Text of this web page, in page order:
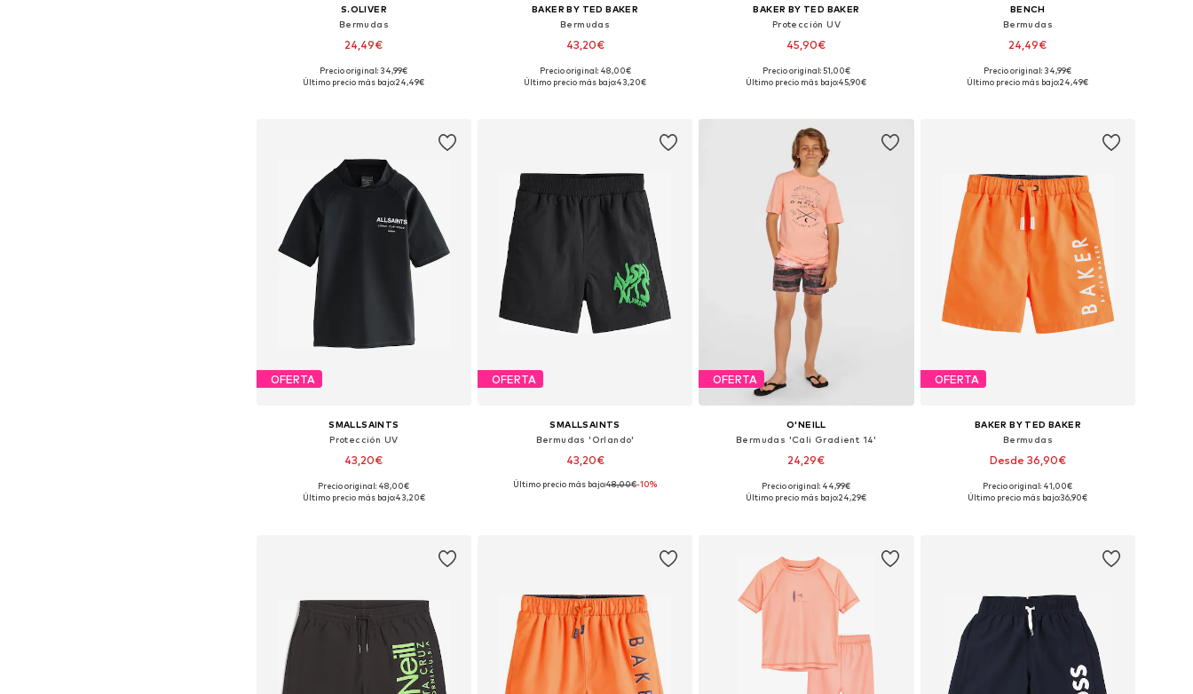
S.OLIVER
Bermudas
24,49€
Precio original: 34,99€
Último precio más bajo:24,49€
BAKER BY TED BAKER
Bermudas
43,20€
+2
Disponible en muchas tallas
Precio original: 48,00€
Último precio más bajo:43,20€
BAKER BY TED BAKER
Protección UV
45,90€
Tallas disponibles: 98, 104, 110, 116
Precio original: 51,00€
Último precio más bajo:45,90€
BENCH
Bermudas
24,49€
Tallas disponibles: 110-116, 122-128
Precio original: 34,99€
Último precio más bajo:24,49€
OFERTA
SMALLSAINTS
Protección UV
43,20€
Disponible en muchas tallas
Precio original: 48,00€
Último precio más bajo:43,20€
OFERTA
SMALLSAINTS
Bermudas 'Orlando'
43,20€
Tallas disponibles: 110, 116, 122, 134, 164
Último precio más bajo:48,00€-10%
OFERTA
O'NEILL
Bermudas 'Cali Gradient 14'
24,29€
Tallas disponibles: 116, 128, 176
Precio original: 44,99€
Último precio más bajo:24,29€
OFERTA
BAKER BY TED BAKER
Bermudas
Desde 36,90€
+ 2
Precio original: 41,00€
Último precio más bajo:36,90€